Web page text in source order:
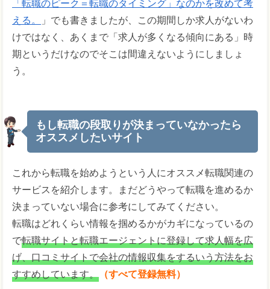
「転職のピーク＝転職のタイミング」なのかを改めて考
える。
」でも書きましたが、この期間しか求人がないわ
けではなく、あくまで「求人が多くなる傾向にある」時
期というだけなのでそこは間違えないようにしましょ
う。
もし転職の段取りが決まっていなかったら
オススメしたいサイト
これから転職を始めようという人にオススメ転職関連の
サービスを紹介します。まだどうやって転職を進めるか
決まっていない場合に参考にしてみてください。
転職はどれくらい情報を掴めるかがカギになっているの
で転職サイトと転職エージェントに登録して求人幅を広
げ、口コミサイトで会社の情報収集をするいう方法をお
すすめしています。 （すべて登録無料）